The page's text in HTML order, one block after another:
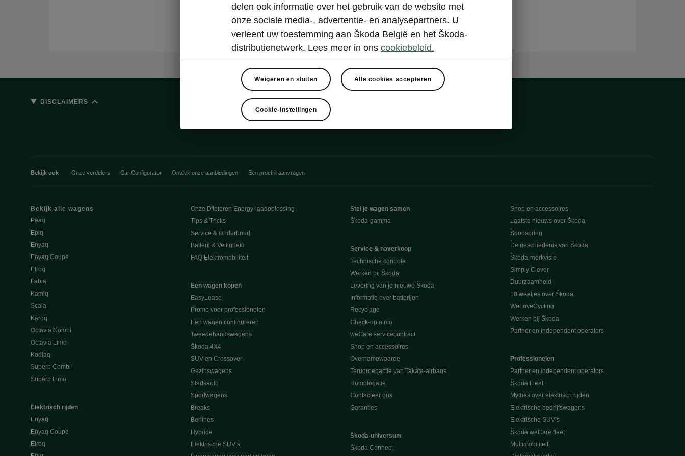
Weergeven
DISCLAIMERS
Bekijk ook Onze verdelers Car Configurator Ontdek onze aanbiedingen Een proefrit aanvragen
Bekijk alle wagens
Peaq
Epiq
Enyaq
Enyaq Coupé
Elroq
Fabia
Kamiq
Scala
Karoq
Octavia Combi
Octavia Limo
Kodiaq
Superb Combi
Superb Limo
Elektrisch rijden
Enyaq
Enyaq Coupé
Elroq
Onze D'Ieteren Energy-laadoplossing
Tips & Tricks
Service & Onderhoud
Batterij & Veiligheid
FAQ Elektromobiliteit
Een wagen kopen
EasyLease
Promo voor professionelen
Een wagen configureren
Tweedehandswagens
Škoda 4X4
SUV en Crossover
Gezinswagens
Stadsauto
Sportwagens
Breaks
Berlines
Hybride
Elektrische SUV’s
Stel je wagen samen
Škoda-gamma
Service & naverkoop
Technische controle
Werken bij Škoda
Levering van je nieuwe Škoda
Informatie over batterijen
Recyclage
Check-up airco
weCare servicecontract
Shop en accessoires
Overnamewaarde
Terugroepactie van Takata-airbags
Homologatie
Contacteer ons
Garanties
Škoda-universum
Škoda Connect
Shop en accessoires
Laatste nieuws over Škoda
Sponsoring
De geschiedenis van Škoda
Škoda-merkvisie
Simply Clever
Duurzaamheid
10 weetjes over Škoda
WeLoveCycling
Werken bij Škoda
Partner en independent operators
Professionelen
Partner en independent operators
Škoda Fleet
Mythes over elektrisch rijden
Elektrische bedrijfswagens
Elektrische SUV’s
Škoda weCare fleet
Multimobiliteit
delen ook informatie over het gebruik van de website met
onze sociale media-, advertentie- en analysepartners. U
verleent uw toestemming aan Škoda België en het Škoda-
distributienetwerk. Lees meer in ons cookiebeleid.
Weigeren en sluiten Alle cookies accepteren
Cookie-instellingen